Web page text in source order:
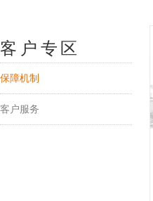
客户专区
保障机制
客户服务